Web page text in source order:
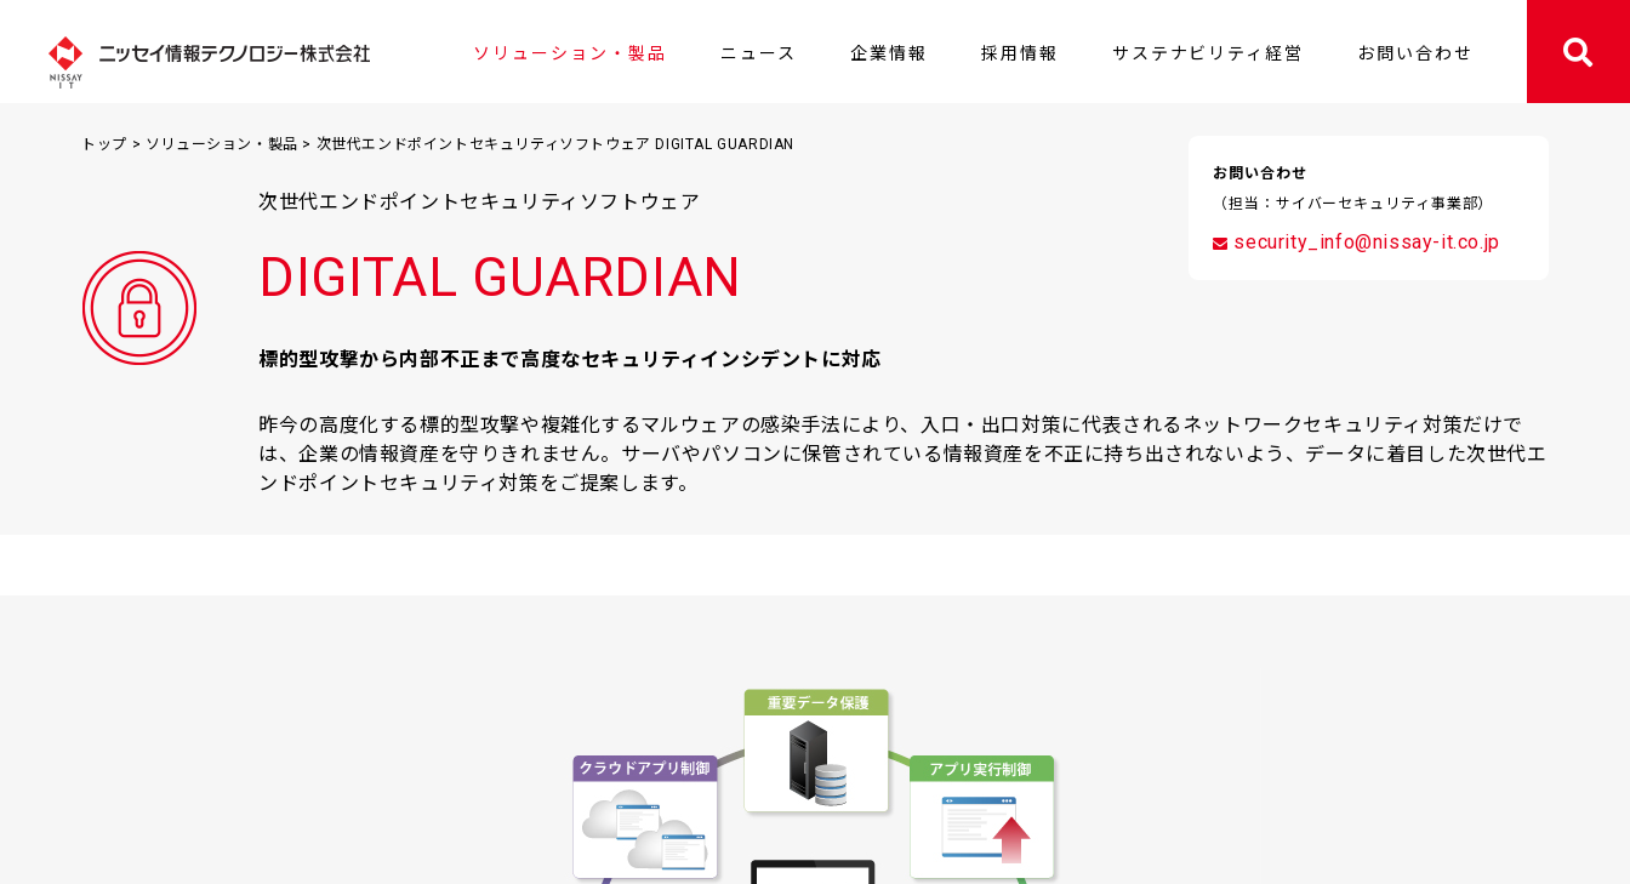
ソリューション・製品 ニュース 企業情報 採用情報 サステナビリティ経営 お問い合わせ
保険会社様向け 共済様向け 金融機関様向け 保険代理店様向け
ニュースリリース お知らせ
企業理念 社長からのご挨拶 会社概要 沿革 組織図
トップ > ソリューション・製品 > 次世代エンドポイントセキュリティソフトウェア DIGITAL GUARDIAN
次世代エンドポイントセキュリティソフトウェア
DIGITAL GUARDIAN
標的型攻撃から内部不正まで高度なセキュリティインシデントに対応
昨今の高度化する標的型攻撃や複雑化するマルウェアの感染手法により、入口・出口対策に代表されるネットワークセキュリティ対策だけで
は、企業の情報資産を守りきれません。サーバやパソコンに保管されている情報資産を不正に持ち出されないよう、データに着目した次世代エ
ンドポイントセキュリティ対策をご提案します。
お問い合わせ
（担当：サイバーセキュリティ事業部）
security_info@nissay-it.co.jp